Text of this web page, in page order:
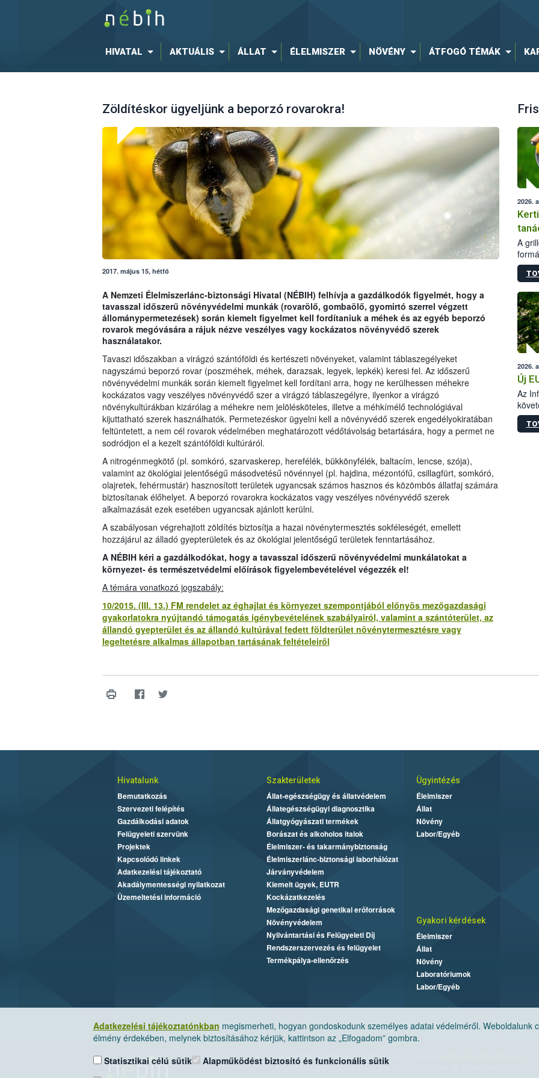
HIVATAL AKTUÁLIS ÁLLAT ÉLELMISZER NÖVÉNY ÁTFOGÓ TÉMÁK
Zöldítéskor ügyeljünk a beporzó rovarokra!
2017. május 15, hétfő
A Nemzeti Élelmiszerlánc-biztonsági Hivatal (NÉBIH) felhívja a gazdálkodók figyelmét, hogy a
tavasszal időszerű növényvédelmi munkák (rovarölő, gombaölő, gyomirtó szerrel végzett
állománypermetezések) során kiemelt figyelmet kell fordítaniuk a méhek és az egyéb beporzó
rovarok megóvására a rájuk nézve veszélyes vagy kockázatos növényvédő szerek
használatakor.
Tavaszi időszakban a virágzó szántóföldi és kertészeti növényeket, valamint táblaszegélyeket
nagyszámú beporzó rovar (poszméhek, méhek, darazsak, legyek, lepkék) keresi fel. Az időszerű
növényvédelmi munkák során kiemelt figyelmet kell fordítani arra, hogy ne kerülhessen méhekre
kockázatos vagy veszélyes növényvédő szer a virágzó táblaszegélyre, ilyenkor a virágzó
növénykultúrákban kizárólag a méhekre nem jelölésköteles, illetve a méhkímélő technológiával
kijuttatható szerek használhatók. Permetezéskor ügyelni kell a növényvédő szerek engedélyokiratában
feltüntetett, a nem cél rovarok védelmében meghatározott védőtávolság betartására, hogy a permet ne
sodródjon el a kezelt szántóföldi kultúráról.
A nitrogénmegkötő (pl. somkóró, szarvaskerep, herefélék, bükkönyfélék, baltacím, lencse, szója),
valamint az ökológiai jelentőségű másodvetésű növénnyel (pl. hajdina, mézontófű, csillagfürt, somkóró,
olajretek, fehérmustár) hasznosított területek ugyancsak számos hasznos és közömbös állatfaj számára
biztosítanak élőhelyet. A beporzó rovarokra kockázatos vagy veszélyes növényvédő szerek
alkalmazását ezek esetében ugyancsak ajánlott kerülni.
A szabályosan végrehajtott zöldítés biztosítja a hazai növénytermesztés sokféleségét, emellett
hozzájárul az álladó gyepterületek és az ökológiai jelentőségű területek fenntartásához.
A NÉBIH kéri a gazdálkodókat, hogy a tavasszal időszerű növényvédelmi munkálatokat a
környezet- és természetvédelmi előírások figyelembevételével végezzék el!
A témára vonatkozó jogszabály:
10/2015. (III. 13.) FM rendelet az éghajlat és környezet szempontjából előnyös mezőgazdasági
gyakorlatokra nyújtandó támogatás igénybevételének szabályairól, valamint a szántóterület, az
állandó gyepterület és az állandó kultúrával fedett földterület növénytermesztésre vagy
legeltetésre alkalmas állapotban tartásának feltételeiről
2026.
A
a
2026.
Új
Az
Adatkezelési tájékoztatónkban megismerheti, hogyan gondoskodunk személyes adatai védelméről. Weboldalunk
élmény érdekében, melynek biztosításához kérjük, kattintson az „Elfogadom” gombra.
Statisztikai célú sütik
Alapműködést biztosító és funkcionális sütik
Hivatalunk
Bemutatkozás
Szervezeti felépítés
Gazdálkodási adatok
Felügyeleti szervünk
Projektek
Kapcsolódó linkek
Adatkezelési tájékoztató
Akadálymentességi nyilatkozat
Üzemeltetési információ
Szakterületek
Állat-egészségügy és állatvédelem
Állategészségügyi diagnosztika
Állatgyógyászati termékek
Borászat és alkoholos italok
Élelmiszer- és takarmánybiztonság
Élelmiszerlánc-biztonsági laborhálózat
Járványvédelem
Kiemelt ügyek, EUTR
Kockázatkezelés
Mezőgazdasági genetikai erőforrások
Növényvédelem
Nyilvántartási és Felügyeleti Díj
Rendszerszervezés és felügyelet
Termékpálya-ellenőrzés
Ügyintézés
Élelmiszer
Állat
Növény
Labor/Egyéb
Gyakori kérdések
Élelmiszer
Állat
Növény
Laboratóriumok
Labor/Egyéb
Nemzeti Élelmiszerlánc-biztonsági Hivatal